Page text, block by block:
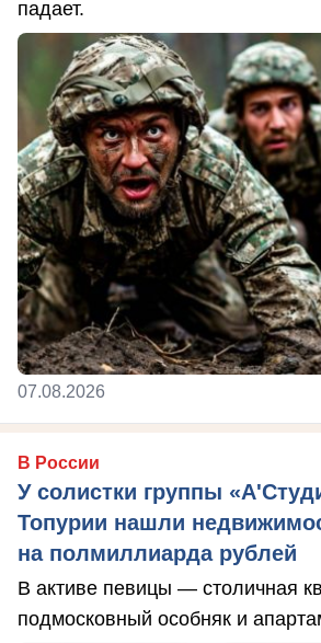
падает.
07.08.2026
В России
У солистки группы
Топурии нашли
на полмиллиарда рублей
В активе певицы — столичная
подмосковный особняк и